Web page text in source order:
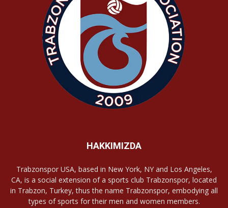
HAKKIMIZDA
Trabzonspor USA, based in New York, NY and Los Angeles,
CA, is a social extension of a sports club Trabzonspor, located
in Trabzon, Turkey, thus the name Trabzonspor, embodying all
types of sports for their men and women members.